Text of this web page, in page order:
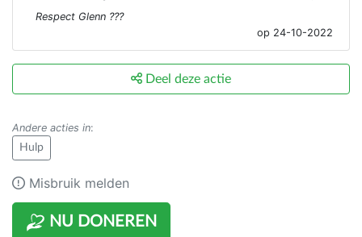
NU DONEREN
Respect Glenn ???
op 24-10-2022
Deel deze actie
Andere acties in:
Hulp
Misbruik melden